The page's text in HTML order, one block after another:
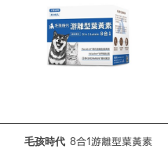
毛孩時代 8合1游離型葉黃素